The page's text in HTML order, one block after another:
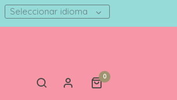
Seleccionar idioma
0